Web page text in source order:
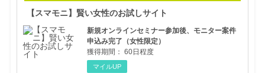
【スマモニ】賢い女性のお試しサイト
新規オンラインセミナー参加後、モニター案件
申込み完了（女性限定）
獲得期間： 60日程度
マイルUP